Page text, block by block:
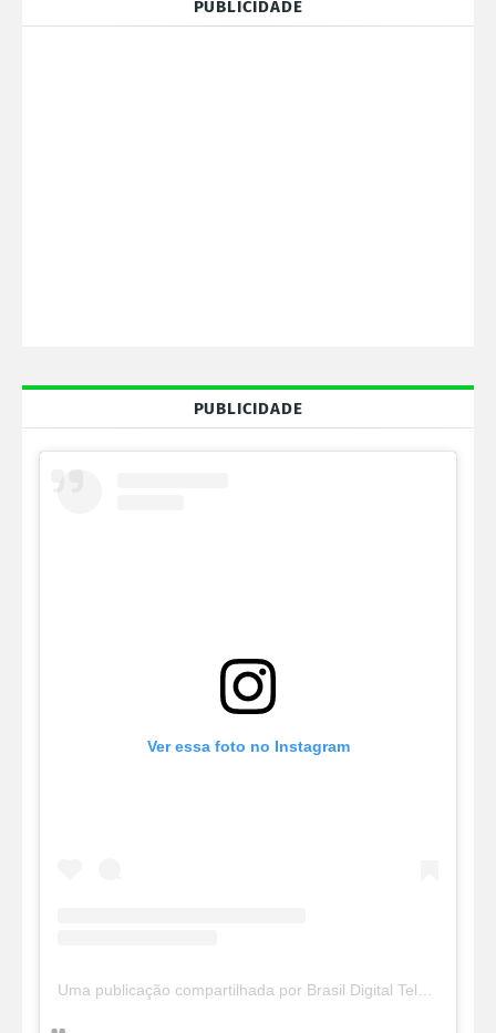
PUBLICIDADE
PUBLICIDADE
Ver essa foto no Instagram
Uma publicação compartilhada por Brasil Digital Telecom (@brasildigitaltelecom)